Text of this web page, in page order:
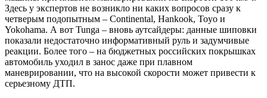
Здесь у экспертов не возникло ни каких вопросов сразу к
четверым подопытным – Continental, Hankook, Toyo и
Yokohama. А вот Tunga – вновь аутсайдеры: данные шиповки
показали недостаточно информативный руль и задумчивые
реакции. Более того – на бюджетных российских покрышках
автомобиль уходил в занос даже при плавном
маневрировании, что на высокой скорости может привести к
серьезному ДТП.